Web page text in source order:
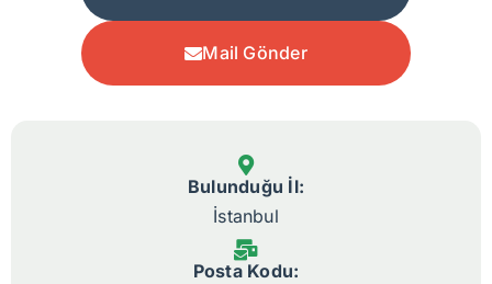
Mail Gönder
Bulunduğu İl:
İstanbul
Posta Kodu: